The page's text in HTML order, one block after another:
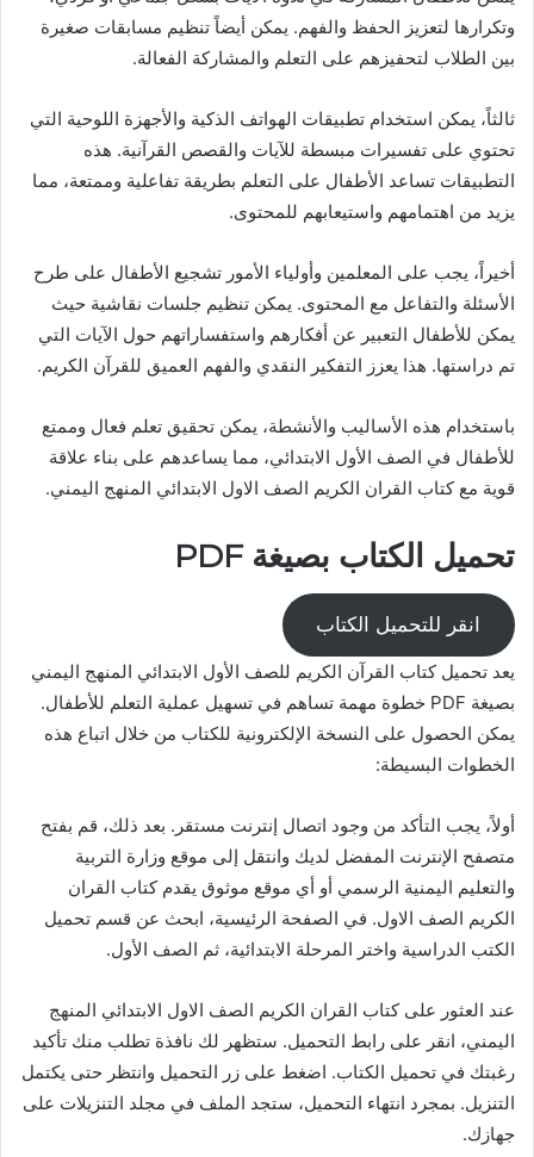
وتكرارها لتعزيز الحفظ والفهم. يمكن أيضاً تنظيم مسابقات صغيرة
بين الطلاب لتحفيزهم على التعلم والمشاركة الفعالة.
ثالثاً، يمكن استخدام تطبيقات الهواتف الذكية والأجهزة اللوحية التي
تحتوي على تفسيرات مبسطة للآيات والقصص القرآنية. هذه
التطبيقات تساعد الأطفال على التعلم بطريقة تفاعلية وممتعة، مما
يزيد من اهتمامهم واستيعابهم للمحتوى.
أخيراً، يجب على المعلمين وأولياء الأمور تشجيع الأطفال على طرح
الأسئلة والتفاعل مع المحتوى. يمكن تنظيم جلسات نقاشية حيث
يمكن للأطفال التعبير عن أفكارهم واستفساراتهم حول الآيات التي
تم دراستها. هذا يعزز التفكير النقدي والفهم العميق للقرآن الكريم.
باستخدام هذه الأساليب والأنشطة، يمكن تحقيق تعلم فعال وممتع
للأطفال في الصف الأول الابتدائي، مما يساعدهم على بناء علاقة
قوية مع كتاب القران الكريم الصف الاول الابتدائي المنهج اليمني.
تحميل الكتاب بصيغة PDF
انقر للتحميل الكتاب
يعد تحميل كتاب القرآن الكريم للصف الأول الابتدائي المنهج اليمني
بصيغة PDF خطوة مهمة تساهم في تسهيل عملية التعلم للأطفال.
يمكن الحصول على النسخة الإلكترونية للكتاب من خلال اتباع هذه
الخطوات البسيطة:
أولاً، يجب التأكد من وجود اتصال إنترنت مستقر. بعد ذلك، قم بفتح
متصفح الإنترنت المفضل لديك وانتقل إلى موقع وزارة التربية
والتعليم اليمنية الرسمي أو أي موقع موثوق يقدم كتاب القران
الكريم الصف الاول. في الصفحة الرئيسية، ابحث عن قسم تحميل
الكتب الدراسية واختر المرحلة الابتدائية، ثم الصف الأول.
عند العثور على كتاب القران الكريم الصف الاول الابتدائي المنهج
اليمني، انقر على رابط التحميل. ستظهر لك نافذة تطلب منك تأكيد
رغبتك في تحميل الكتاب. اضغط على زر التحميل وانتظر حتى يكتمل
التنزيل. بمجرد انتهاء التحميل، ستجد الملف في مجلد التنزيلات على
جهازك.